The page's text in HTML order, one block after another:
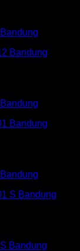
Bandung